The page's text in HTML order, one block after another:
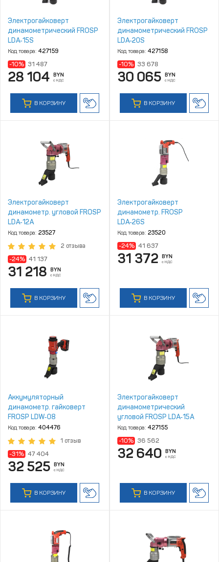
Электрогайковерт
динамометрический FROSP
LDA‑15S
Код товара: 427159
-10% 31 487
28 104 BYN
с НДС
В КОРЗИНУ
Электрогайковерт
динамометрический FROSP
LDA‑20S
Код товара: 427158
-10% 33 678
30 065 BYN
с НДС
В КОРЗИНУ
Электрогайковерт
динамометр. угловой FROSP
LDA‑12A
Код товара: 23527
2 отзыва
-24% 41 137
31 218 BYN
с НДС
В КОРЗИНУ
Электрогайковерт
динамометр. FROSP
LDA‑26S
Код товара: 23520
-24% 41 637
31 372 BYN
с НДС
В КОРЗИНУ
Аккумуляторный
динамометр. гайковерт
FROSP LDW‑08
Код товара: 404476
1 отзыв
-31% 47 404
32 525 BYN
с НДС
В КОРЗИНУ
Электрогайковерт
динамометрический
угловой FROSP LDA‑15A
Код товара: 427155
-10% 36 562
32 640 BYN
с НДС
В КОРЗИНУ